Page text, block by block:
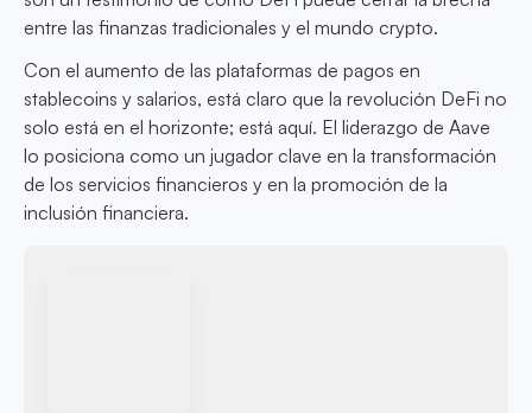
entre las finanzas tradicionales y el mundo crypto.
Con el aumento de las plataformas de pagos en
stablecoins y salarios, está claro que la revolución DeFi no
solo está en el horizonte; está aquí. El liderazgo de Aave
lo posiciona como un jugador clave en la transformación
de los servicios financieros y en la promoción de la
inclusión financiera.